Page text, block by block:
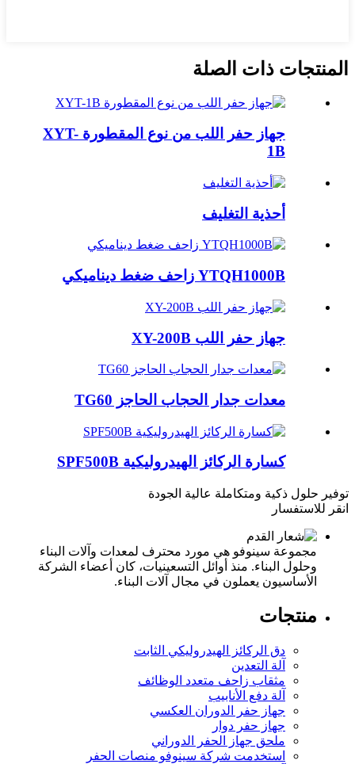
المنتجات ذات الصلة
جهاز حفر اللب من نوع المقطورة XYT-
1B
أحذية التغليف
YTQH1000B زاحف ضغط ديناميكي
جهاز حفر اللب XY-200B
معدات جدار الحجاب الحاجز TG60
كسارة الركائز الهيدروليكية SPF500B
توفير حلول ذكية ومتكاملة عالية الجودة
انقر للاستفسار
مجموعة سينوفو هي مورد محترف لمعدات وآلات البناء
وحلول البناء. منذ أوائل التسعينيات، كان أعضاء الشركة
الأساسيون يعملون في مجال آلات البناء.
منتجات
دق الركائز الهيدروليكي الثابت
آلة التعدين
مثقاب زاحف متعدد الوظائف
آلة دفع الأنابيب
جهاز حفر الدوران العكسي
جهاز حفر دوار
ملحق جهاز الحفر الدوراني
استخدمت شركة سينوفو منصات الحفر